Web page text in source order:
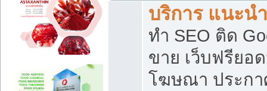
บริการ แนะน
ทำ SEO ติด
ขาย เว็บฟรียอ
โฆษณา ประกา